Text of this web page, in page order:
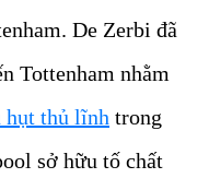
De Zerbi đã
Tottenham nhằm
hụt thủ lĩnh trong
sở hữu tố chất